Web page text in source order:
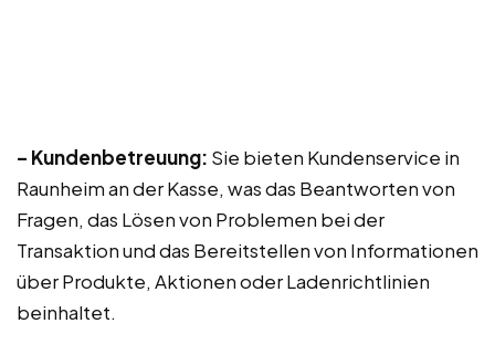
– Kundenbetreuung: Sie bieten Kundenservice in
Raunheim an der Kasse, was das Beantworten von
Fragen, das Lösen von Problemen bei der
Transaktion und das Bereitstellen von Informationen
über Produkte, Aktionen oder Ladenrichtlinien
beinhaltet.